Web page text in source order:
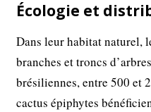
Écologie et
Dans leur habitat naturel,
branches et troncs
brésiliennes, entre 500 et
cactus épiphytes